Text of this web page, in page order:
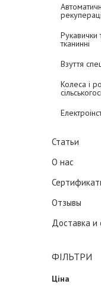
Рукавички
тканинні
Взуття
Колеса і
Статьи
О нас
Отзывы
Доставка и
ФІЛЬТРИ
Ціна